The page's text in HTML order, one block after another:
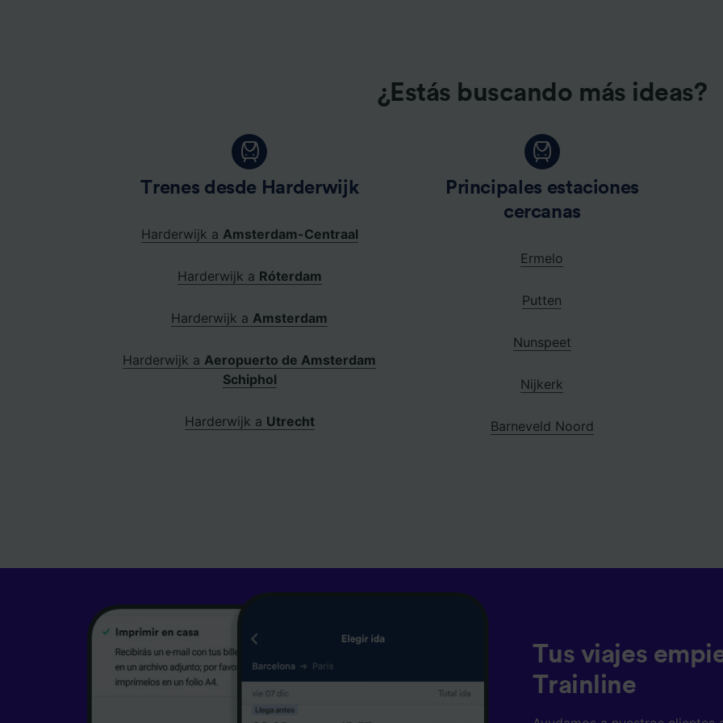
¿Estás buscando más ideas?
Trenes desde Harderwijk
Harderwijk a Amsterdam-Centraal
Harderwijk a Róterdam
Harderwijk a Amsterdam
Harderwijk a Aeropuerto de Amsterdam
Schiphol
Harderwijk a Utrecht
Principales estaciones
cercanas
Ermelo
Putten
Nunspeet
Nijkerk
Barneveld Noord
Tus viajes
Trainline